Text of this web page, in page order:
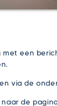
met een
via de
de